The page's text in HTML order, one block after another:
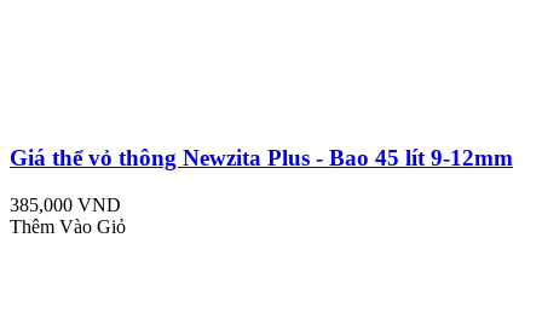
Giá thể vỏ thông Newzita Plus - Bao 45 lít 9-12mm
385,000 VND
Thêm Vào Giỏ